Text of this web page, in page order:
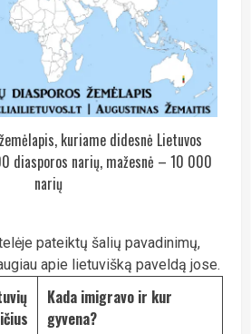
kuriame didesnė Lietuvos
diasporos narių, mažesnė – 10 000
narių
pateiktų šalių pavadinimų,
apie lietuvišką paveldą jose.
Kada imigravo ir kur
gyvena?